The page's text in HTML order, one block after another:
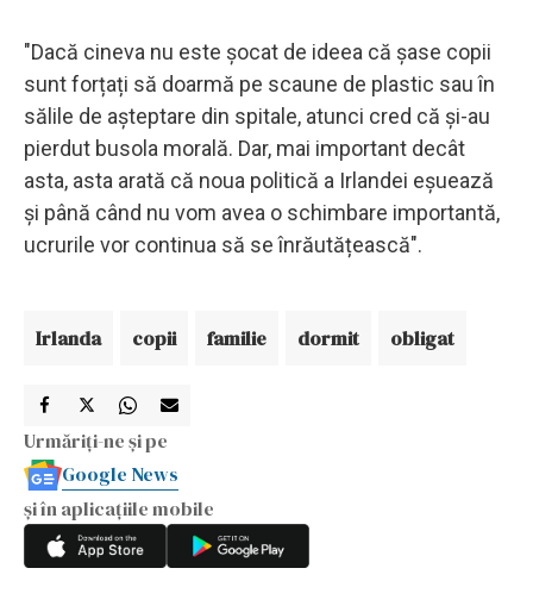
"Dacă cineva nu este șocat de ideea că șase copii
sunt forțați să doarmă pe scaune de plastic sau în
sălile de așteptare din spitale, atunci cred că și-au
pierdut busola morală. Dar, mai important decât
asta, asta arată că noua politică a Irlandei eșuează
și până când nu vom avea o schimbare importantă,
ucrurile vor continua să se înrăutățească".
Irlanda copii familie dormit obligat
Urmăriți-ne și pe
Google News
și în aplicațiile mobile